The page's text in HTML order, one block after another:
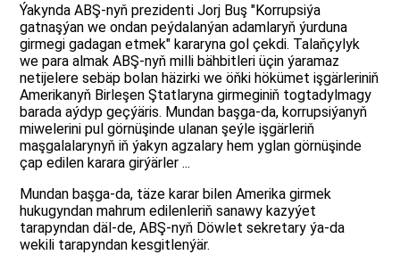
Ýakynda ABŞ-nyň prezidenti Jorj Buş "Korrupsiýa
gatnaşýan we ondan peýdalanýan adamlaryň ýurduna
girmegi gadagan etmek" kararyna gol çekdi. Talaňçylyk
we para almak ABŞ-nyň milli bähbitleri üçin ýaramaz
netijelere sebäp bolan häzirki we öňki hökümet işgärleriniň
Amerikanyň Birleşen Ştatlaryna girmeginiň togtadylmagy
barada aýdyp geçýäris. Mundan başga-da, korrupsiýanyň
miwelerini pul görnüşinde ulanan şeýle işgärleriň
maşgalalarynyň iň ýakyn agzalary hem yglan görnüşinde
çap edilen karara girýärler ...
Mundan başga-da, täze karar bilen Amerika girmek
hukugyndan mahrum edilenleriň sanawy kazyýet
tarapyndan däl-de, ABŞ-nyň Döwlet sekretary ýa-da
wekili tarapyndan kesgitlenýär.